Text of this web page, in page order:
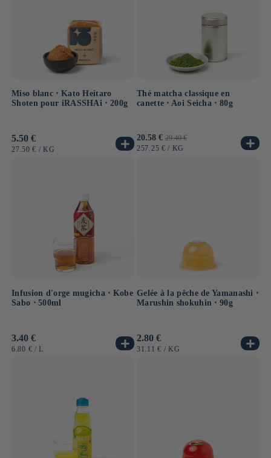
Miso blanc ⋅ Kato Heitaro
Shoten pour iRASSHAi ⋅ 200g
Prix
habituel
5.50 €
PRIX
27.50 € / PAR
KG
Thé matcha classique en
canette ⋅ Aoi Seicha ⋅ 80g
Prix
promotionnel
20.58 € Prix
habituel
29.40 €
PRIX
257.25 € / PAR
KG
Infusion d'orge mugicha ⋅ Kobe
Sabo ⋅ 500ml
Prix
habituel
3.40 €
PRIX
6.80 € / PAR
L
Gelée à la pêche de Yamanashi ⋅
Marushin shokuhin ⋅ 90g
Prix
habituel
2.80 €
PRIX
31.11 € / PAR
KG